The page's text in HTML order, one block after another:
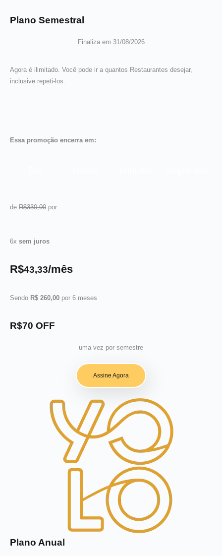
Plano Semestral
Finaliza em 31/08/2026
Agora é ilimitado. Você pode ir a quantos Restaurantes desejar,
inclusive repeti-los.
Essa promoção encerra em:
de R$330,00 por
6x sem juros
R$43,33/mês
Sendo R$ 260,00 por 6 meses
R$70 OFF
uma vez por semestre
Assine Agora
Plano Anual